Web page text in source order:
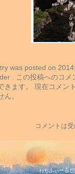
was posted on
. この投稿へのコ
きます。 現在コメン
ん。
コメントは
わちふぃーる